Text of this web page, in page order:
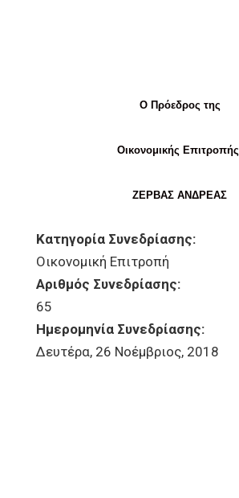
Ο Πρόεδρος της
Οικονομικής Επιτροπής
ΖΕΡΒΑΣ ΑΝΔΡΕΑΣ
Κατηγορία Συνεδρίασης:
Οικονομική Επιτροπή
Αριθμός Συνεδρίασης:
65
Ημερομηνία Συνεδρίασης:
Δευτέρα, 26 Νοέμβριος, 2018